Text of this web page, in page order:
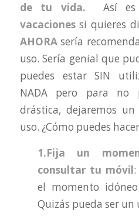
de tu vida.
Así es
vacacionessi quieres
AHORAsería
uso. Sería genial que
puedes estar SIN
NADA pero para no
drástica, dejaremos
uso. ¿Cómo puedes
1.Fija un
consultar tu móvil
el momento
Quizás pueda ser un